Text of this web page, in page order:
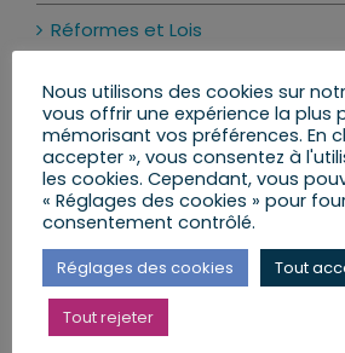
Réformes et Lois
Mon Agenda
Mes Lettres aux Citoyens
Mes dernières publications
Les réseaux sociaux interdits aux
: ce qui change vraiment
24 juillet 2026
Nous utilisons des cookies sur
vous offrir une expérience la plus
mémorisant vos préférences. En
accepter », vous consentez à
les cookies. Cependant, vous
« Réglages des cookies » pour
consentement contrôlé.
Réglages des cookies Tout
Tout rejeter